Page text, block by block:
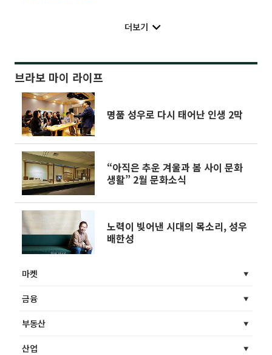
더보기
브라보 마이 라이프
명품 성우로 다시 태어난 인생 2막
“아직은 추운 겨울과 봄 사이 문화
생활” 2월 문화소식
노력이 빚어낸 시대의 목소리, 성우
배한성
마켓
금융
부동산
산업